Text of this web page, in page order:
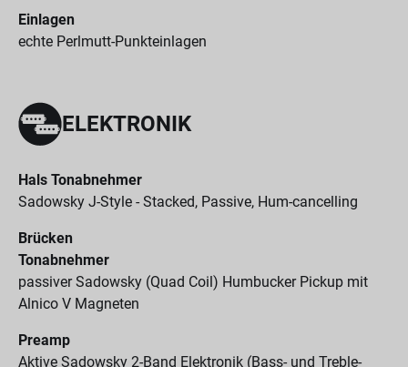
Einlagen
echte Perlmutt-Punkteinlagen
ELEKTRONIK
Hals Tonabnehmer
Sadowsky J-Style - Stacked, Passive, Hum-cancelling
Brücken
Tonabnehmer
passiver Sadowsky (Quad Coil) Humbucker Pickup mit
Alnico V Magneten
Preamp
Aktive Sadowsky 2-Band Elektronik (Bass- und Treble-